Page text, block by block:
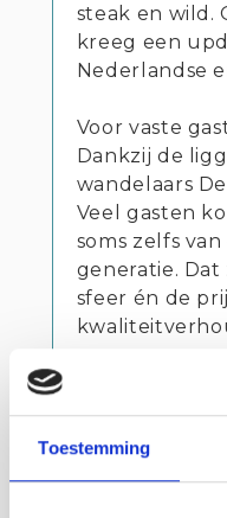
Toestemming
steak en wild.
kreeg een
Nederlandse
Voor vaste
Dankzij de
wandelaars
Veel gasten
soms zelfs
generatie.
sfeer én de